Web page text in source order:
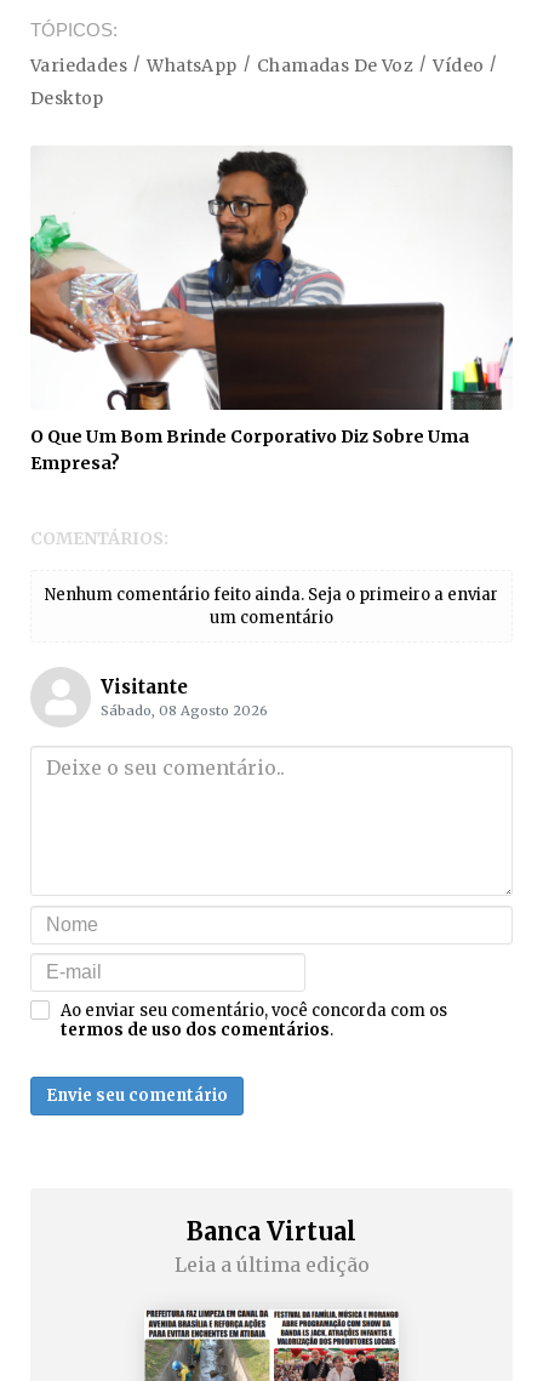
TÓPICOS
Variedades WhatsApp Chamadas De Voz
Vídeo
Desktop
O Que Um Bom Brinde Corporativo Diz Sobre Uma
Empresa?
COMENTÁRIOS:
Nenhum comentário feito ainda. Seja o primeiro a enviar
um comentário
Visitante
Sábado, 08 Agosto 2026
Ao enviar seu comentário, você concorda com os
termos de uso dos comentários.
Envie seu comentário
Banca Virtual
Leia a última edição